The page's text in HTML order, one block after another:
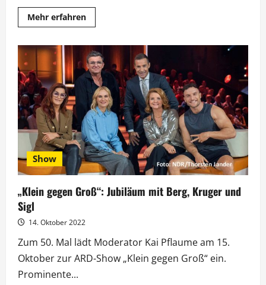
Mehr erfahrenMehr
Informationen
feiert
Jubiläum
in
der
Waldbühne
und
bei
RTLup
Show
„Klein gegen Groß“: Jubiläum mit Berg, Kruger und
Sigl
14. Oktober 2022
Zum 50. Mal lädt Moderator Kai Pflaume am 15.
Oktober zur ARD-Show „Klein gegen Groß“ ein.
Prominente...